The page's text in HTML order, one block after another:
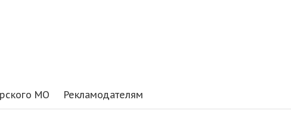
МО Рекламодателям